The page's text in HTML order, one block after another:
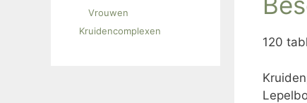
120
Vrouwen
Kruidencomplexen